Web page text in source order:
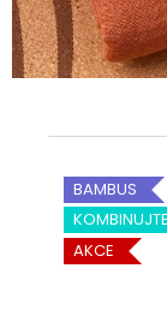
BAMBUS
KOMBINUJTE
AKCE